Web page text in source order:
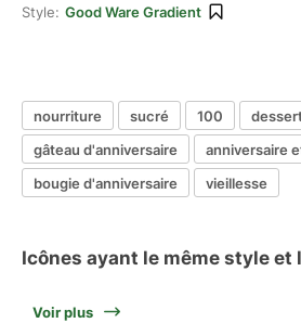
Style: Good Ware Gradient
nourriture sucré 100
gâteau d'anniversaire
anniversaire
bougie d'anniversaire
vieillesse
Icônes ayant le même style et
Voir plus